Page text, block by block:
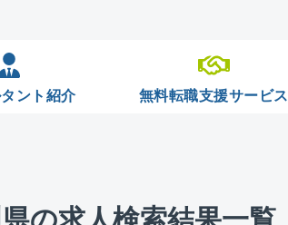
ント紹介 無料転職支援サービス